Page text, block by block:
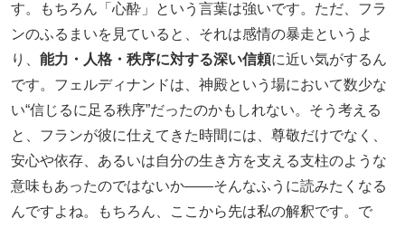
す。もちろん「心酔」という言葉は強いです。ただ、フラ
ンのふるまいを見ていると、それは感情の暴走というよ
り、 能力・人格・秩序に対する深い信頼に近い気がするん
です。フェルディナンドは、神殿という場において数少な
い“信じるに足る秩序”だったのかもしれない。そう考える
と、フランが彼に仕えてきた時間には、尊敬だけでなく、
安心や依存、あるいは自分の生き方を支える支柱のような
意味もあったのではないか――そんなふうに読みたくなる
んですよね。もちろん、ここから先は私の解釈です。で